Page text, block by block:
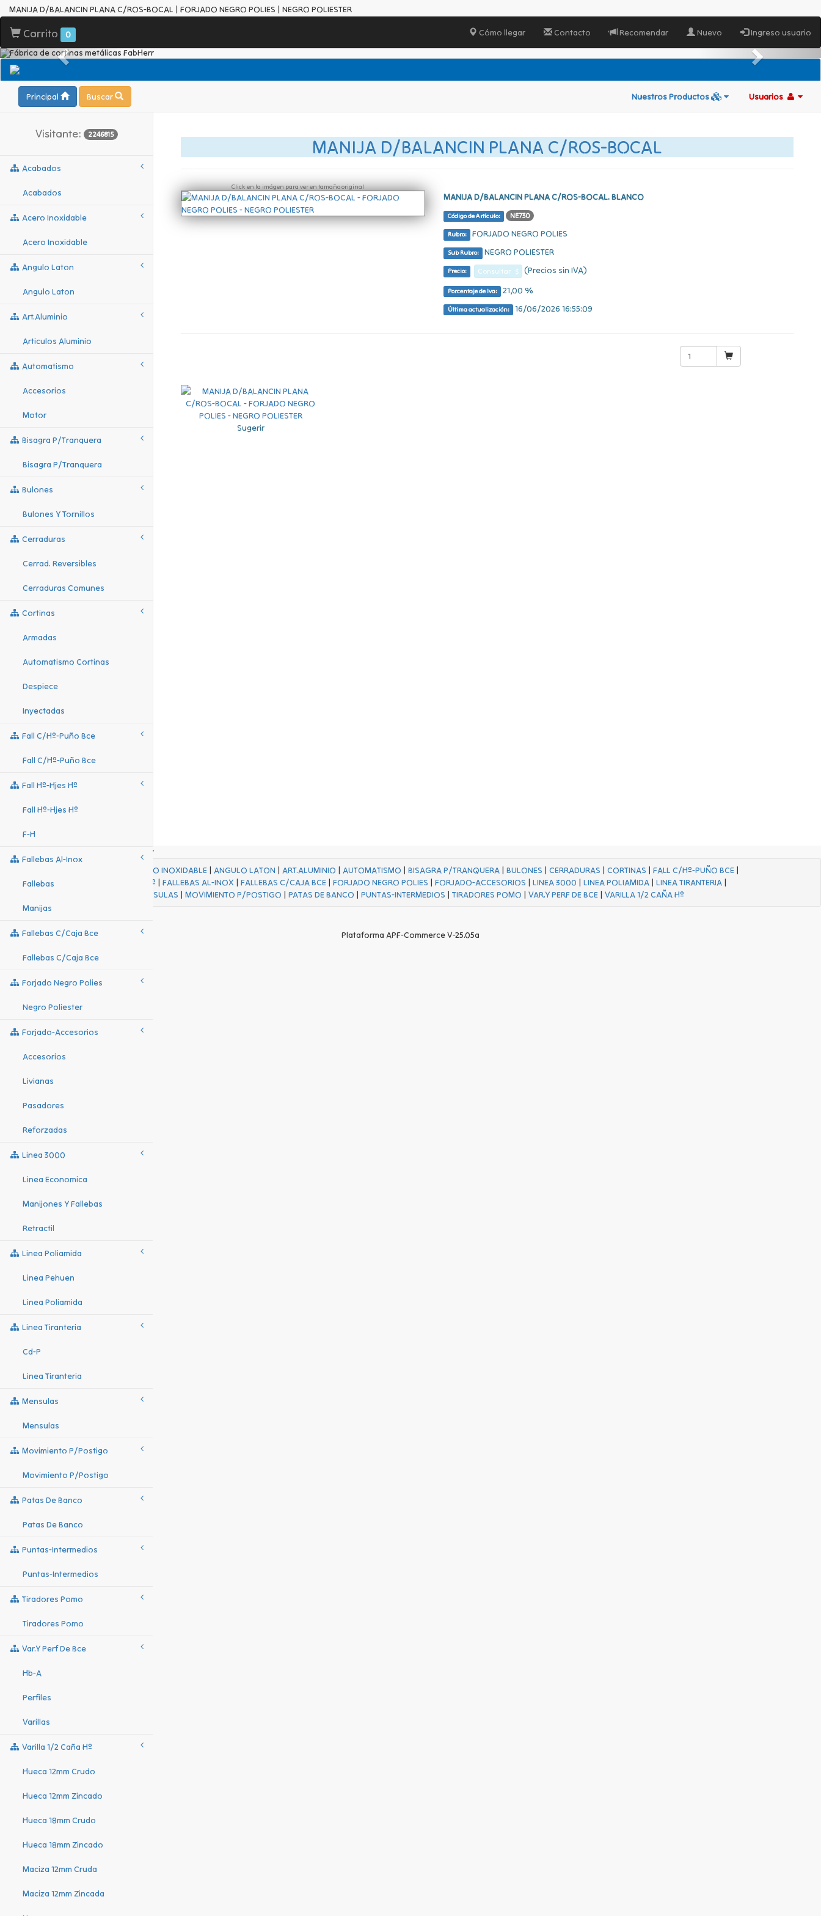
MANIJA D/BALANCIN PLANA C/ROS-BOCAL | FORJADO NEGRO POLIES | NEGRO POLIESTER
Carrito 0 Cómo llegar Contacto Recomendar Nuevo Ingreso usuario
Principal Buscar Nuestros Productos Usuarios
Visitante: 2246815
Acabados
Acabados
Acero Inoxidable
Acero Inoxidable
Angulo Laton
Angulo Laton
Art.aluminio
Articulos Aluminio
Automatismo
Accesorios
Motor
Bisagra P/tranquera
Bisagra P/tranquera
Bulones
Bulones Y Tornillos
Cerraduras
Cerrad. Reversibles
Cerraduras Comunes
Cortinas
Armadas
Automatismo Cortinas
Despiece
Inyectadas
Fall C/hº-Puño Bce
Fall C/hº-Puño Bce
Fall Hº-Hjes Hº
Fall Hº-Hjes Hº
F-H
Fallebas Al-Inox
Fallebas
Manijas
Fallebas C/caja Bce
Fallebas C/caja Bce
Forjado Negro Polies
Negro Poliester
Forjado-Accesorios
Accesorios
Livianas
Pasadores
Reforzadas
Linea 3000
Linea Economica
Manijones Y Fallebas
Retractil
Linea Poliamida
Linea Pehuen
Linea Poliamida
Linea Tiranteria
Cd-P
Linea Tiranteria
Mensulas
Mensulas
Movimiento P/postigo
Movimiento P/postigo
Patas De Banco
Patas De Banco
Puntas-Intermedios
Puntas-Intermedios
Tiradores Pomo
Tiradores Pomo
Var.y Perf De Bce
Hb-A
Perfiles
Varillas
Varilla 1/2 Caña Hº
Hueca 12mm Crudo
Hueca 12mm Zincado
Hueca 18mm Crudo
Hueca 18mm Zincado
Maciza 12mm Cruda
Maciza 12mm Zincada
MANIJA D/BALANCIN PLANA C/ROS-BOCAL
Click en la imágen para ver en tamaño original
MANIJA D/BALANCIN PLANA C/ROS-BOCAL. BLANCO
Código de Artículo: NE730
Rubro: FORJADO NEGRO POLIES
Sub Rubro: NEGRO POLIESTER
Precio: Consultar $ (Precios sin IVA)
Porcentaje de Iva: 21,00 %
Última actualización: 16/06/2026 16:55:09
Sugerir
ACERO INOXIDABLE| ANGULO LATON | ART.ALUMINIO | AUTOMATISMO | BISAGRA P/TRANQUERA| BULONES | CERRADURAS | CORTINAS | FALL C/Hº-PUÑO BCE|
FALL Hº-HJES Hº |FALLEBAS AL-INOX |FALLEBAS C/CAJA BCE |FORJADO NEGRO POLIES |FORJADO-ACCESORIOS |LINEA 3000 |LINEA POLIAMIDA |LINEA TIRANTERIA |
MENSULAS | MOVIMIENTO P/POSTIGO | PATAS DE BANCO | PUNTAS-INTERMEDIOS | TIRADORES POMO | VAR.Y PERF DE BCE| VARILLA 1/2 CAÑA Hº
Plataforma APF-Commerce V-25.05a